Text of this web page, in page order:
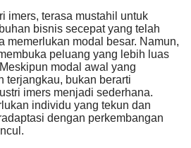
imers, terasa mustahil untuk
bisnis secepat yang telah
memerlukan modal besar. Namun,
peluang yang lebih luas
modal awal yang
terjangkau, bukan berarti
imers menjadi sederhana.
individu yang tekun dan
dengan perkembangan